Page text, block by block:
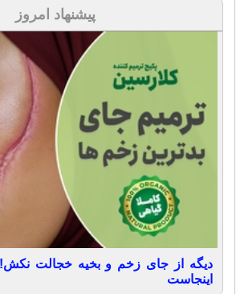
پیشنهاد امروز
دیگه از جای زخم و بخیه خجالت
اینجاست